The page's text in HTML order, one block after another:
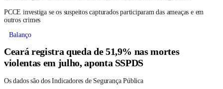
PCCE investiga se os suspeitos capturados participaram das ameaças e em
outros crimes
Balanço
Ceará registra queda de 51,9% nas mortes
violentas em julho, aponta SSPDS
Os dados são dos Indicadores de Segurança Pública